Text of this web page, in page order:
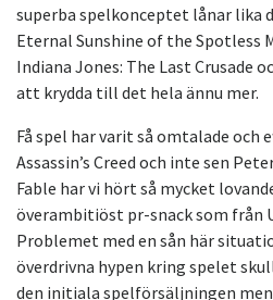
superba spelkonceptet lånar lika
Eternal Sunshine of the Spotless
Indiana Jones: The Last Crusade
att krydda till det hela ännu mer.
Få spel har varit så omtalade och
Assassin’s Creed och inte sen
Fable har vi hört så mycket
överambitiöst pr-snack som från
Problemet med en sån här
överdrivna hypen kring spelet
den initiala spelförsäljningen